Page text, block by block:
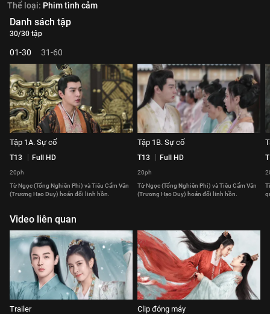
Thể loại: Phim tình cảm
Danh sách tập
30/30 tập
01-30 31-60
Tập 1A. Sự cố
T13 Full HD
20ph
Từ Ngọc (Tống Nghiên Phi) và Tiêu Cẩm Vân
(Trương Hạo Duy) hoán đổi linh hồn.
Tập 1B. Sự cố
T13 Full HD
20ph
Từ Ngọc (Tống Nghiên Phi) và Tiêu Cẩm Vân
(Trương Hạo Duy) hoán đổi linh hồn.
Video liên quan
Trailer Clip đóng máy